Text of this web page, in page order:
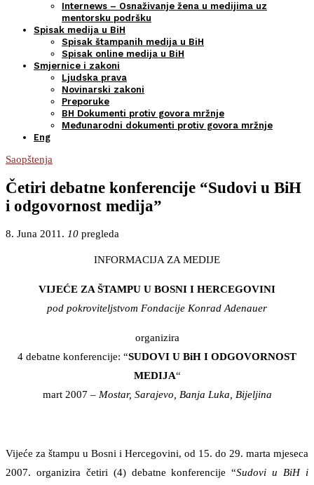
Internews – Osnaživanje žena u medijima uz
mentorsku podršku
Spisak medija u BiH
Spisak štampanih medija u BiH
Spisak online medija u BiH
Smjernice i zakoni
Ljudska prava
Novinarski zakoni
Preporuke
BH Dokumenti protiv govora mržnje
Međunarodni dokumenti protiv govora mržnje
Eng
Saopštenja
Četiri debatne konferencije “Sudovi u BiH
i odgovornost medija”
8. Juna 2011. 10 pregleda
INFORMACIJA ZA MEDIJE
VIJEĆE ZA ŠTAMPU U BOSNI I HERCEGOVINI
pod pokroviteljstvom Fondacije Konrad Adenauer
organizira
4 debatne konferencije: “SUDOVI U BiH I ODGOVORNOST
MEDIJA“
mart 2007 – Mostar, Sarajevo, Banja Luka, Bijeljina
Vijeće za štampu u Bosni i Hercegovini, od 15. do 29. marta mjeseca
2007. organizira četiri (4) debatne konferencije “Sudovi u BiH i